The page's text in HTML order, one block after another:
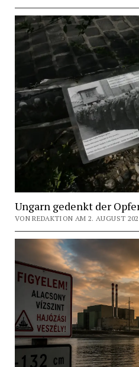
Ungarn gedenkt der
VON REDAKTION AM 2. AUGUST